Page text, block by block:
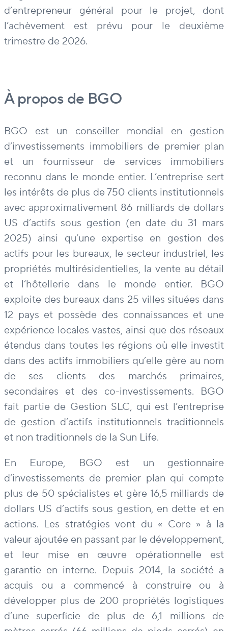
d’entrepreneur général pour le projet, dont
l’achèvement est prévu pour le deuxième
trimestre de 2026.
À propos de BGO
BGO est un conseiller mondial en gestion
d’investissements immobiliers de premier plan
et un fournisseur de services immobiliers
reconnu dans le monde entier. L’entreprise sert
les intérêts de plus de 750 clients institutionnels
avec approximativement 86 milliards de dollars
US d’actifs sous gestion (en date du 31 mars
2025) ainsi qu’une expertise en gestion des
actifs pour les bureaux, le secteur industriel, les
propriétés multirésidentielles, la vente au détail
et l’hôtellerie dans le monde entier. BGO
exploite des bureaux dans 25 villes situées dans
12 pays et possède des connaissances et une
expérience locales vastes, ainsi que des réseaux
étendus dans toutes les régions où elle investit
dans des actifs immobiliers qu’elle gère au nom
de ses clients des marchés primaires,
secondaires et des co-investissements. BGO
fait partie de Gestion SLC, qui est l’entreprise
de gestion d’actifs institutionnels traditionnels
et non traditionnels de la Sun Life.
En Europe, BGO est un gestionnaire
d’investissements de premier plan qui compte
plus de 50 spécialistes et gère 16,5 milliards de
dollars US d’actifs sous gestion, en dette et en
actions. Les stratégies vont du « Core » à la
valeur ajoutée en passant par le développement,
et leur mise en œuvre opérationnelle est
garantie en interne. Depuis 2014, la société a
acquis ou a commencé à construire ou à
développer plus de 200 propriétés logistiques
d’une superficie de plus de 6,1 millions de